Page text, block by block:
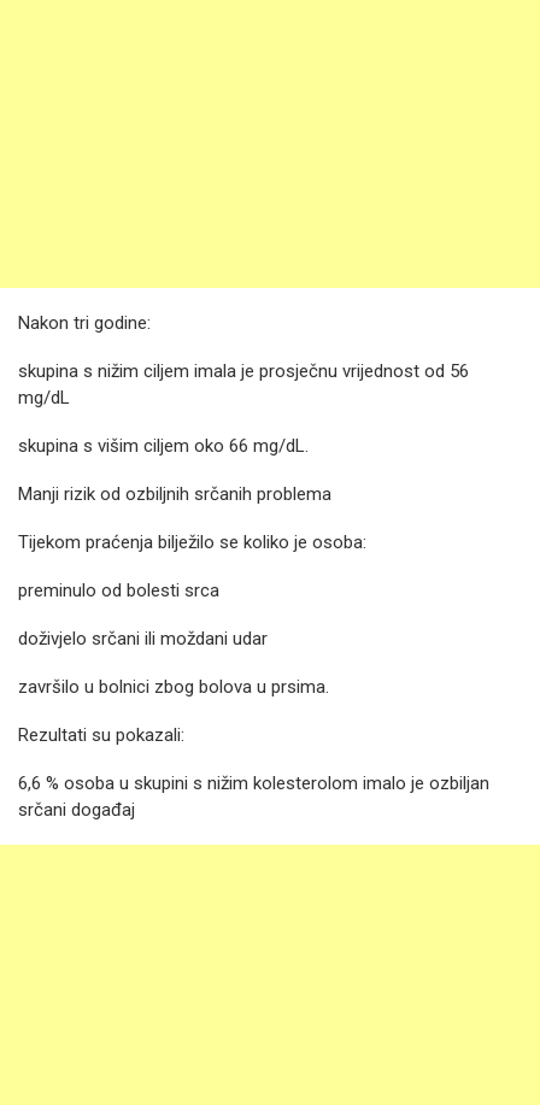
Nakon tri godine:
skupina s nižim ciljem imala je prosječnu vrijednost od 56
mg/dL
skupina s višim ciljem oko 66 mg/dL.
Manji rizik od ozbiljnih srčanih problema
Tijekom praćenja bilježilo se koliko je osoba:
preminulo od bolesti srca
doživjelo srčani ili moždani udar
završilo u bolnici zbog bolova u prsima.
Rezultati su pokazali:
6,6 % osoba u skupini s nižim kolesterolom imalo je ozbiljan
srčani događaj